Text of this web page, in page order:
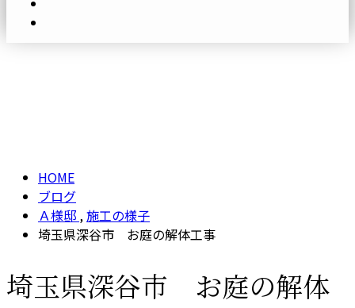
HOME
ブログ
Ａ様邸 ,施工の様子
埼玉県深谷市 お庭の解体工事
埼玉県深谷市 お庭の解体